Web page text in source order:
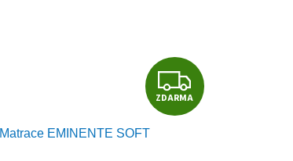
Z
D
ZDARMA
Matrace EMINENTE SOFT